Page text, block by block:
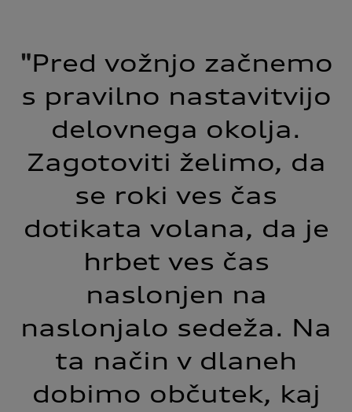
"Pred vožnjo začnemo
s pravilno nastavitvijo
delovnega okolja.
Zagotoviti želimo, da
se roki ves čas
dotikata volana, da je
hrbet ves čas
naslonjen na
naslonjalo sedeža. Na
ta način v dlaneh
dobimo občutek, kaj